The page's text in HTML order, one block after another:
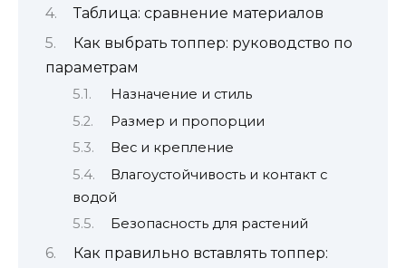
Таблица: сравнение материалов
Как выбрать топпер: руководство по
параметрам
Назначение и стиль
Размер и пропорции
Вес и крепление
Влагоустойчивость и контакт с
водой
Безопасность для растений
Как правильно вставлять топпер: